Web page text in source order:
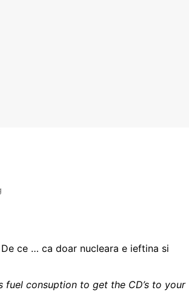
ce … ca doar nucleara e ieftina si
fuel consuption to get the CD’s to your